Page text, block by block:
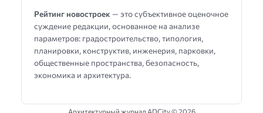
Рейтинг новостроек — это субъективное оценочное
суждение редакции, основанное на анализе
параметров: градостроительство, типология,
планировки, конструктив, инженерия, парковки,
общественные пространства, безопасность,
экономика и архитектура.
Архитектурный журнал ADCity ©2026